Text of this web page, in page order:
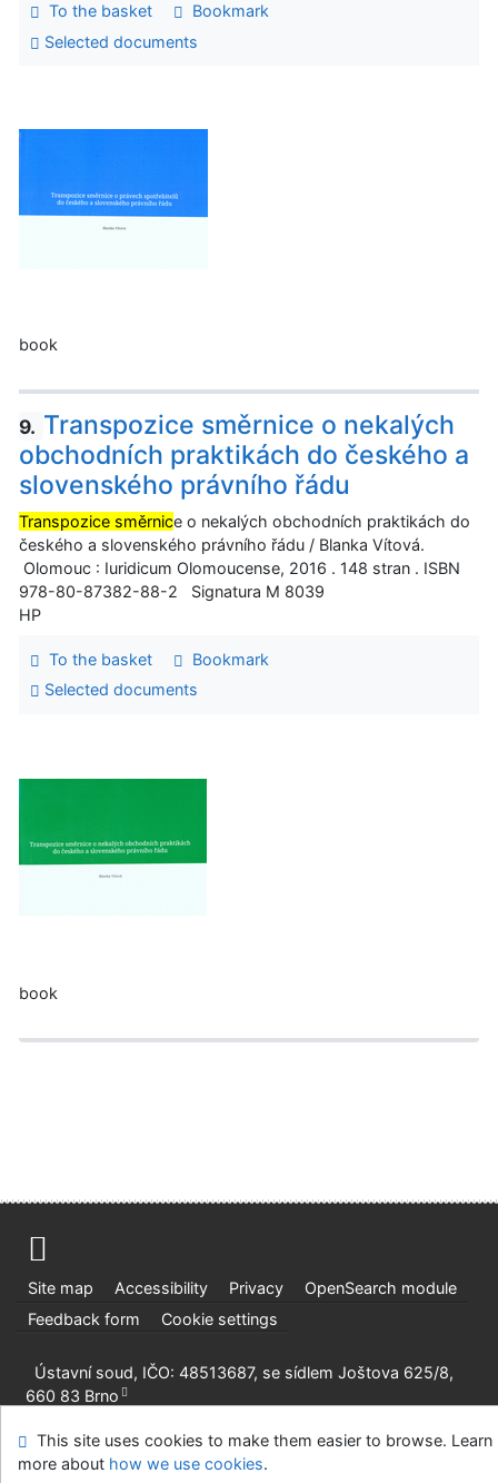
To the basket
Bookmark
Selected documents
book
9. Transpozice směrnice o nekalých
obchodních praktikách do českého a
slovenského právního řádu
Transpozice směrnice o nekalých obchodních praktikách do
českého a slovenského právního řádu / Blanka Vítová.
Olomouc : Iuridicum Olomoucense, 2016 . 148 stran . ISBN
978-80-87382-88-2 Signatura M 8039
HP
To the basket
Bookmark
Selected documents
book
Site map Accessibility Privacy
OpenSearch module
Feedback form
Cookie settings
Ústavní soud, IČO: 48513687, se sídlem Joštova 625/8,
660 83 Brno
This site uses cookies to make them easier to browse. Learn
more about how we use cookies.